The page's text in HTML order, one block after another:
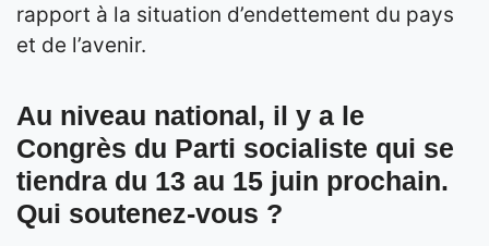
rapport à la situation d’endettement du pays
et de l’avenir.
Au niveau national, il y a le
Congrès du Parti socialiste qui se
tiendra du 13 au 15 juin prochain.
Qui soutenez-vous ?